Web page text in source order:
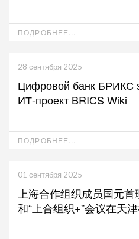
ПОДРОБНЕЕ...
28 сентября 2025
Цифровой банк БРИКС
ИТ-проект BRICS Wiki
ПОДРОБНЕЕ...
01 сентября 2025
上海合作组织成员国元
和“上合组织+”会议在天